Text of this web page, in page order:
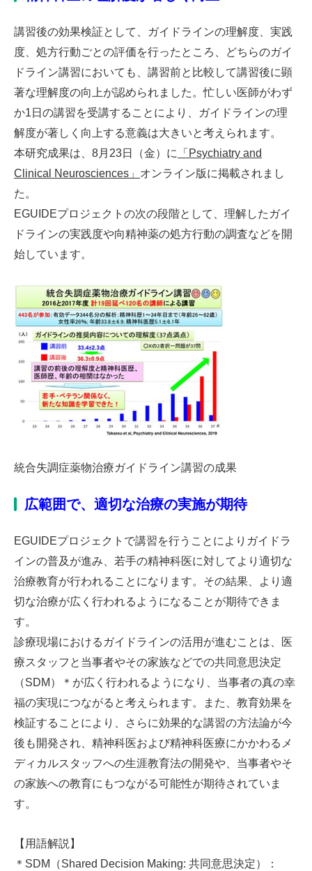
講習後の効果検証として、ガイドラインの理解度、実践
度、処方行動ごとの評価を行ったところ、どちらのガイ
ドライン講習においても、講習前と比較して講習後に顕
著な理解度の向上が認められました。忙しい医師がわず
か1日の講習を受講することにより、ガイドラインの理
解度が著しく向上する意義は大きいと考えられます。
本研究成果は、8月23日（金）に
「Psychiatry and
Clinical Neurosciences」 オンライン版に掲載されまし
た。
EGUIDEプロジェクトの次の段階として、理解したガイ
ドラインの実践度や向精神薬の処方行動の調査などを開
始しています。
統合失調症薬物治療ガイドライン講習の成果
広範囲で、適切な治療の実施が期待
EGUIDEプロジェクトで講習を行うことによりガイドラ
インの普及が進み、若手の精神科医に対してより適切な
治療教育が行われることになります。その結果、より適
切な治療が広く行われるようになることが期待できま
す。
診療現場におけるガイドラインの活用が進むことは、医
療スタッフと当事者やその家族などでの共同意思決定
（SDM）＊が広く行われるようになり、当事者の真の幸
福の実現につながると考えられます。また、教育効果を
検証することにより、さらに効果的な講習の方法論が今
後も開発され、精神科医および精神科医療にかかわるメ
ディカルスタッフへの生涯教育法の開発や、当事者やそ
の家族への教育にもつながる可能性が期待されていま
す。
【用語解説】
＊SDM（Shared Decision Making: 共同意思決定）：